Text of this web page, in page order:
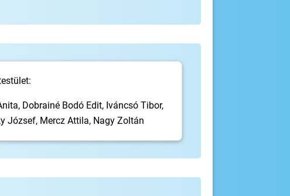
Dobrainé Bodó Edit, Iváncsó Tibor,
József, Mercz Attila, Nagy Zoltán